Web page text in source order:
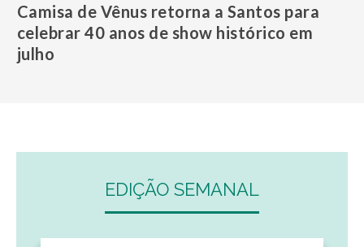
Camisa de Vênus retorna a Santos para
celebrar 40 anos de show histórico em
julho
EDIÇÃO SEMANAL